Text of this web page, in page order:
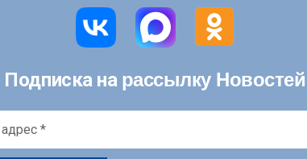
Подписка на рассылку Новостей